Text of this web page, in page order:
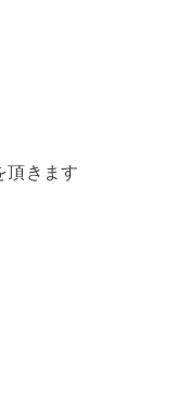
頂きます